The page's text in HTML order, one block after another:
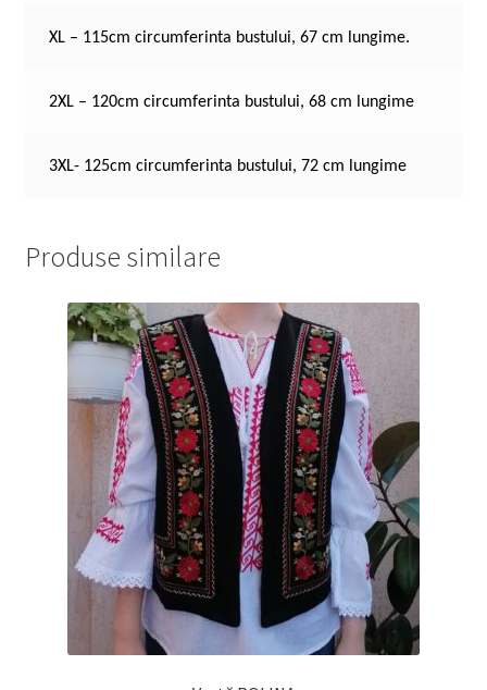
XL – 115cm circumferinta bustului, 67 cm lungime.
2XL – 120cm circumferinta bustului, 68 cm lungime
3XL- 125cm circumferinta bustului, 72 cm lungime
Produse similare